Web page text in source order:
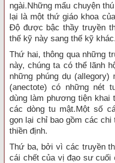
ngài.Những mẩu chuyện
lại là một thứ giáo khoa
Ðộ được bậc thầy truyền
thế kỹ này sang thế kỹ
Thứ hai, thông qua những
này, chúng ta có thể lãnh
những phúng dụ
(anectote) có những nét
dùng làm phương tiện khai
các dòng tu mật.Một số
gọn lại chỉ bao gồm các
thiền định.
Thứ ba, bởi vì các truyền
cái chết của vị đạo sư cuối